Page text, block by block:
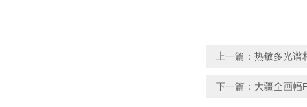
上一篇： 热敏多光谱
下一篇： 大疆全画幅